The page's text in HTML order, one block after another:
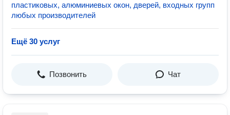
пластиковых, алюминиевых окон, дверей, входных групп
любых производителей
Ещё 30 услуг
Позвонить Чат